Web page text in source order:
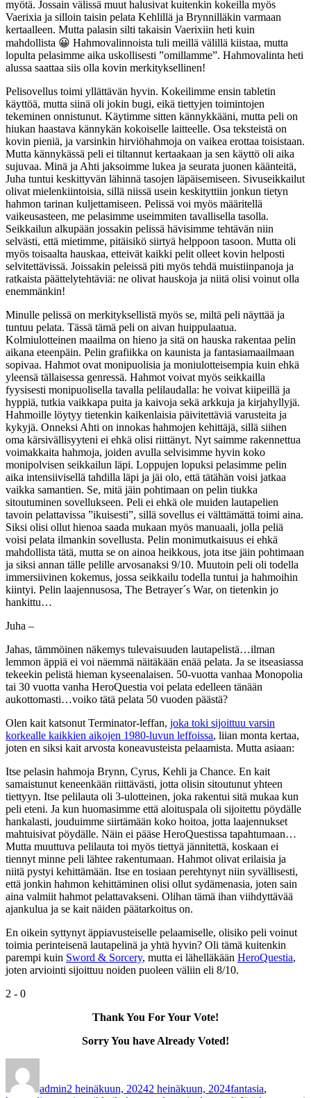
myötä. Jossain välissä muut halusivat kuitenkin kokeilla myös
Vaerixia ja silloin taisin pelata Kehlillä ja Brynnilläkin varmaan
kertaalleen. Mutta palasin silti takaisin Vaerixiin heti kuin
mahdollista 😀 Hahmovalinnoista tuli meillä välillä kiistaa, mutta
lopulta pelasimme aika uskollisesti ”omillamme”. Hahmovalinta heti
alussa saattaa siis olla kovin merkityksellinen!
Pelisovellus toimi yllättävän hyvin. Kokeilimme ensin tabletin
käyttöä, mutta siinä oli jokin bugi, eikä tiettyjen toimintojen
tekeminen onnistunut. Käytimme sitten kännykkääni, mutta peli on
hiukan haastava kännykän kokoiselle laitteelle. Osa teksteistä on
kovin pieniä, ja varsinkin hirviöhahmoja on vaikea erottaa toisistaan.
Mutta kännykässä peli ei tiltannut kertaakaan ja sen käyttö oli aika
sujuvaa. Minä ja Ahti jaksoimme lukea ja seurata juonen käänteitä,
Juha tuntui keskittyvän lähinnä tasojen läpäisemiseen. Sivuseikkailut
olivat mielenkiintoisia, sillä niissä usein keskityttiin jonkun tietyn
hahmon tarinan kuljettamiseen. Pelissä voi myös määritellä
vaikeusasteen, me pelasimme useimmiten tavallisella tasolla.
Seikkailun alkupään jossakin pelissä hävisimme tehtävän niin
selvästi, että mietimme, pitäisikö siirtyä helppoon tasoon. Mutta oli
myös toisaalta hauskaa, etteivät kaikki pelit olleet kovin helposti
selvitettävissä. Joissakin peleissä piti myös tehdä muistiinpanoja ja
ratkaista päättelytehtäviä: ne olivat hauskoja ja niitä olisi voinut olla
enemmänkin!
Minulle pelissä on merkityksellistä myös se, miltä peli näyttää ja
tuntuu pelata. Tässä tämä peli on aivan huippulaatua.
Kolmiulotteinen maailma on hieno ja sitä on hauska rakentaa pelin
aikana eteenpäin. Pelin grafiikka on kaunista ja fantasiamaailmaan
sopivaa. Hahmot ovat monipuolisia ja moniulotteisempia kuin ehkä
yleensä tällaisessa genressä. Hahmot voivat myös seikkailla
fyysisesti monipuolisella tavalla pelilaudalla: he voivat kiipeillä ja
hyppiä, tutkia vaikkapa puita ja kaivoja sekä arkkuja ja kirjahyllyjä.
Hahmoille löytyy tietenkin kaikenlaisia päivitettäviä varusteita ja
kykyjä. Onneksi Ahti on innokas hahmojen kehittäjä, sillä siihen
oma kärsivällisyyteni ei ehkä olisi riittänyt. Nyt saimme rakennettua
voimakkaita hahmoja, joiden avulla selvisimme hyvin koko
monipolvisen seikkailun läpi. Loppujen lopuksi pelasimme pelin
aika intensiivisellä tahdilla läpi ja jäi olo, että tätähän voisi jatkaa
vaikka samantien. Se, mitä jäin pohtimaan on pelin tiukka
sitoutuminen sovellukseen. Peli ei ehkä ole muiden lautapelien
tavoin pelattavissa ”ikuisesti”, sillä sovellus ei välttämättä toimi aina.
Siksi olisi ollut hienoa saada mukaan myös manuaali, jolla peliä
voisi pelata ilmankin sovellusta. Pelin monimutkaisuus ei ehkä
mahdollista tätä, mutta se on ainoa heikkous, jota itse jäin pohtimaan
ja siksi annan tälle pelille arvosanaksi 9/10. Muutoin peli oli todella
immersiivinen kokemus, jossa seikkailu todella tuntui ja hahmoihin
kiintyi. Pelin laajennusosa, The Betrayer´s War, on tietenkin jo
hankittu…
Juha –
Jahas, tämmöinen näkemys tulevaisuuden lautapelistä…ilman
lemmon äppiä ei voi näemmä näitäkään enää pelata. Ja se itseasiassa
tekeekin pelistä hieman kyseenalaisen. 50-vuotta vanhaa Monopolia
tai 30 vuotta vanha HeroQuestia voi pelata edelleen tänään
aukottomasti…voiko tätä pelata 50 vuoden päästä?
Olen kait katsonut Terminator-leffan, joka toki sijoittuu varsin
korkealle kaikkien aikojen 1980-luvun leffoissa, liian monta kertaa,
joten en siksi kait arvosta koneavusteista pelaamista. Mutta asiaan:
Itse pelasin hahmoja Brynn, Cyrus, Kehli ja Chance. En kait
samaistunut keneenkään riittävästi, jotta olisin sitoutunut yhteen
tiettyyn. Itse pelilauta oli 3-ulotteinen, joka rakentui sitä mukaa kun
peli eteni. Ja kun huomasimme että aloituspala oli sijoitettu pöydälle
hankalasti, jouduimme siirtämään koko hoitoa, jotta laajennukset
mahtuisivat pöydälle. Näin ei pääse HeroQuestissa tapahtumaan…
Mutta muuttuva pelilauta toi myös tiettyä jännitettä, koskaan ei
tiennyt minne peli lähtee rakentumaan. Hahmot olivat erilaisia ja
niitä pystyi kehittämään. Itse en tosiaan perehtynyt niin syvällisesti,
että jonkin hahmon kehittäminen olisi ollut sydämenasia, joten sain
aina valmiit hahmot pelattavakseni. Olihan tämä ihan viihdyttävää
ajankulua ja se kait näiden päätarkoitus on.
En oikein syttynyt äppiavusteiselle pelaamiselle, olisiko peli voinut
toimia perinteisenä lautapelinä ja yhtä hyvin? Oli tämä kuitenkin
parempi kuin Sword & Sorcery, mutta ei lähelläkään HeroQuestia,
joten arviointi sijoittuu noiden puoleen väliin eli 8/10.
2 - 0
Thank You For Your Vote!
Sorry You have Already Voted!
admin2 heinäkuun, 20242 heinäkuun, 2024fantasia,